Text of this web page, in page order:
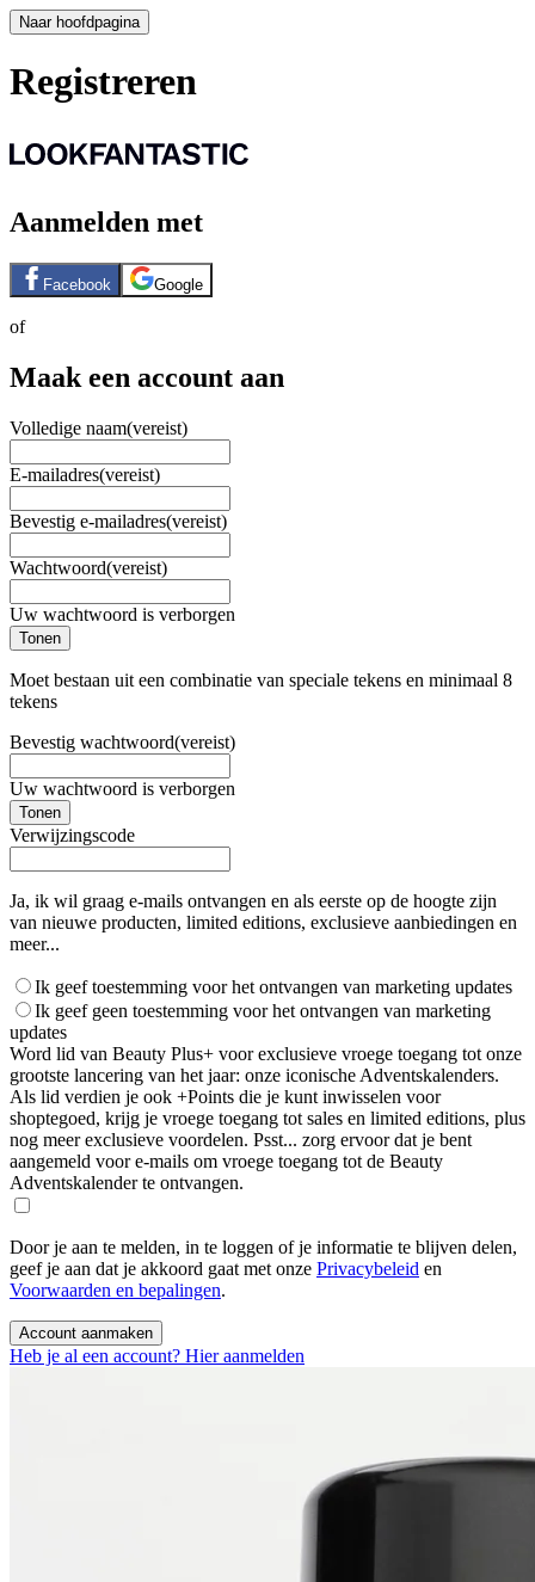
Naar hoofdpagina
Registreren
Aanmelden met
Facebook Google
of
Maak een account aan
Volledige naam(vereist)
E-mailadres(vereist)
Bevestig e-mailadres(vereist)
Wachtwoord(vereist)
Uw wachtwoord is verborgen
Tonen
Moet bestaan uit een combinatie van speciale tekens en minimaal 8
tekens
Bevestig wachtwoord(vereist)
Uw wachtwoord is verborgen
Tonen
Verwijzingscode
Ja, ik wil graag e-mails ontvangen en als eerste op de hoogte zijn
van nieuwe producten, limited editions, exclusieve aanbiedingen en
meer...
Ik geef toestemming voor het ontvangen van marketing updates
Ik geef geen toestemming voor het ontvangen van marketing
updates
Word lid van Beauty Plus+ voor exclusieve vroege toegang tot onze
grootste lancering van het jaar: onze iconische Adventskalenders.
Als lid verdien je ook +Points die je kunt inwisselen voor
shoptegoed, krijg je vroege toegang tot sales en limited editions, plus
nog meer exclusieve voordelen. Psst... zorg ervoor dat je bent
aangemeld voor e-mails om vroege toegang tot de Beauty
Adventskalender te ontvangen.
Door je aan te melden, in te loggen of je informatie te blijven delen,
geef je aan dat je akkoord gaat met onze Privacybeleid en
Voorwaarden en bepalingen.
Account aanmaken
Heb je al een account? Hier aanmelden